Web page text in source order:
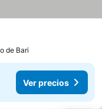
de Bari
Ver precios